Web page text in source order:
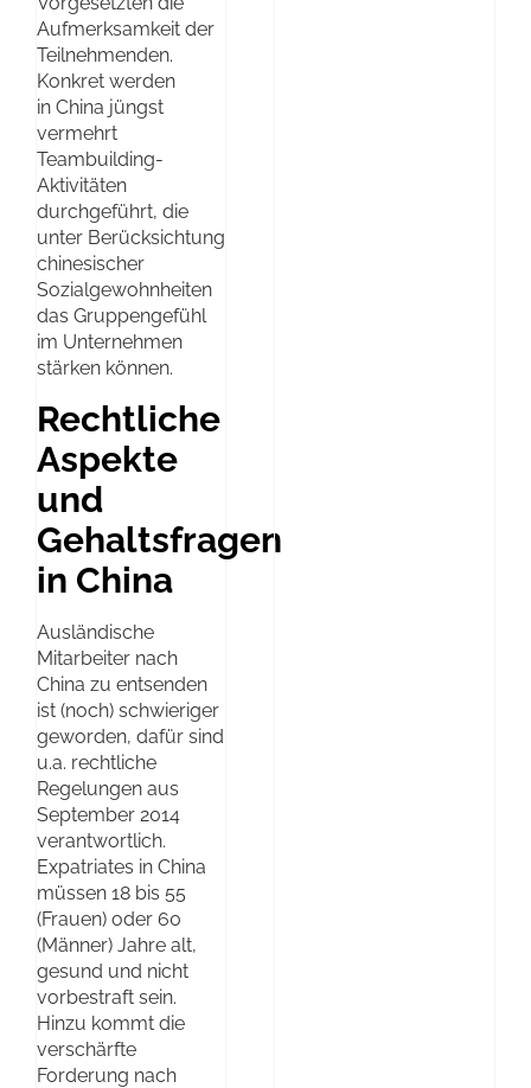
Aufmerksamkeit der
Teilnehmenden.
Konkret werden
in China jüngst
vermehrt
Teambuilding-
Aktivitäten
durchgeführt, die
unter Berücksichtung
chinesischer
Sozialgewohnheiten
das Gruppengefühl
im Unternehmen
stärken können.
Rechtliche
Aspekte
und
Gehaltsfragen
in China
Ausländische
Mitarbeiter nach
China zu entsenden
ist (noch) schwieriger
geworden, dafür sind
u.a. rechtliche
Regelungen aus
September 2014
verantwortlich.
Expatriates in China
müssen 18 bis 55
(Frauen) oder 60
(Männer) Jahre alt,
gesund und nicht
vorbestraft sein.
Hinzu kommt die
verschärfte
Forderung nach